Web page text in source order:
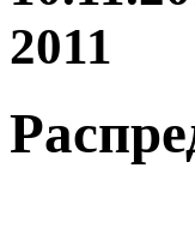
2011